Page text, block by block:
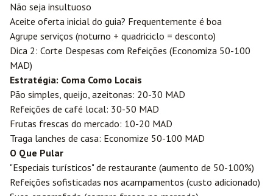
Não seja insultuoso
Aceite oferta inicial do guia? Frequentemente é boa
Agrupe serviços (noturno + quadriciclo = desconto)
Dica 2: Corte Despesas com Refeições (Economiza 50-100
MAD)
Estratégia: Coma Como Locais
Pão simples, queijo, azeitonas: 20-30 MAD
Refeições de café local: 30-50 MAD
Frutas frescas do mercado: 10-20 MAD
Traga lanches de casa: Economize 50-100 MAD
O Que Pular
"Especiais turísticos" de restaurante (aumento de 50-100%)
Refeições sofisticadas nos acampamentos (custo adicionado)